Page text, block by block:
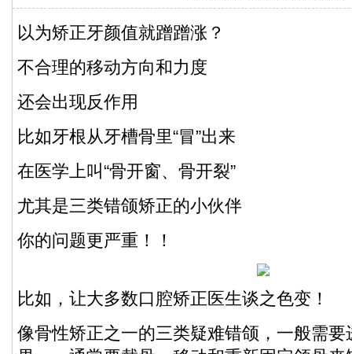
以为矫正牙颜值就蹭蹭涨？
不合理的移动方向和力度
还会出现反作用
比如牙根从牙槽骨里“冒”出来
在医学上叫“骨开窗、骨开裂”
尤其是三类错颌矫正的小伙伴
你的问题更严重！！
比如，让大多数口腔矫正医生谈之色变！
像骨性矫正之一的三类疑难错颌，一般需